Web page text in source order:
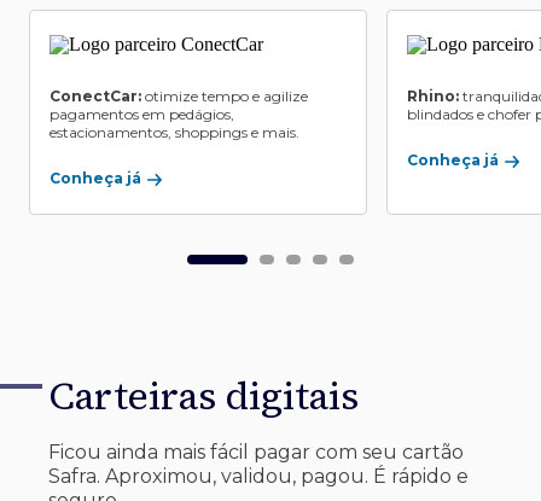
ConectCar: otimize tempo e agilize
pagamentos em pedágios,
estacionamentos, shoppings e mais.
Conheça já
Rhino:
blindados e chofer
Conheça já
Carteiras digitais
Ficou ainda mais fácil pagar com seu cartão
Safra. Aproximou, validou, pagou. É rápido e